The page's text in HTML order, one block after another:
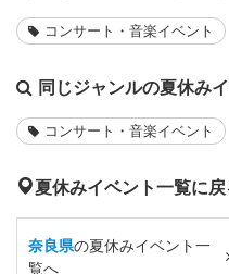
コンサート・音楽イベント
同じジャンルの夏休み
コンサート・音楽イベント
夏休みイベント一覧に戻
奈良県の夏休みイベント一
覧へ